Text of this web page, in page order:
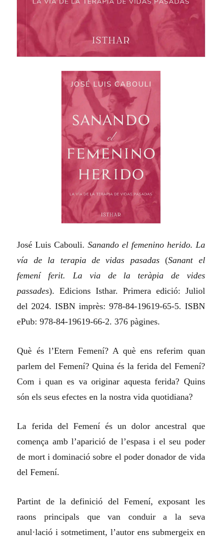
José Luis Cabouli.Sanando el femenino herido. La
vía de la terapia de vidas pasadas(Sanant el
femení ferit. La via de la teràpia de vides
passades). Edicions Isthar. Primera edició: Juliol
del 2024. ISBN imprès: 978-84-19619-65-5. ISBN
ePub: 978-84-19619-66-2. 376 pàgines.
Què és l’Etern Femení? A què ens referim quan
parlem del Femení? Quina és la ferida del Femení?
Com i quan es va originar aquesta ferida? Quins
són els seus efectes en la nostra vida quotidiana?
La ferida del Femení és un dolor ancestral que
comença amb l’aparició de l’espasa i el seu poder
de mort i dominació sobre el poder donador de vida
del Femení.
Partint de la definició del Femení, exposant les
raons principals que van conduir a la seva
anul·lació i sotmetiment, l’autor ens submergeix en